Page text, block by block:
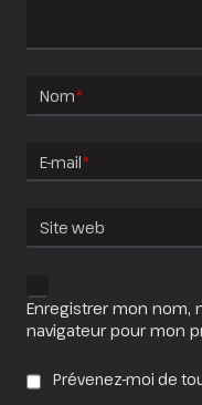
Nom*
E-mail*
Site web
Enregistrer mon nom,
navigateur pour mon
Prévenez-moi de